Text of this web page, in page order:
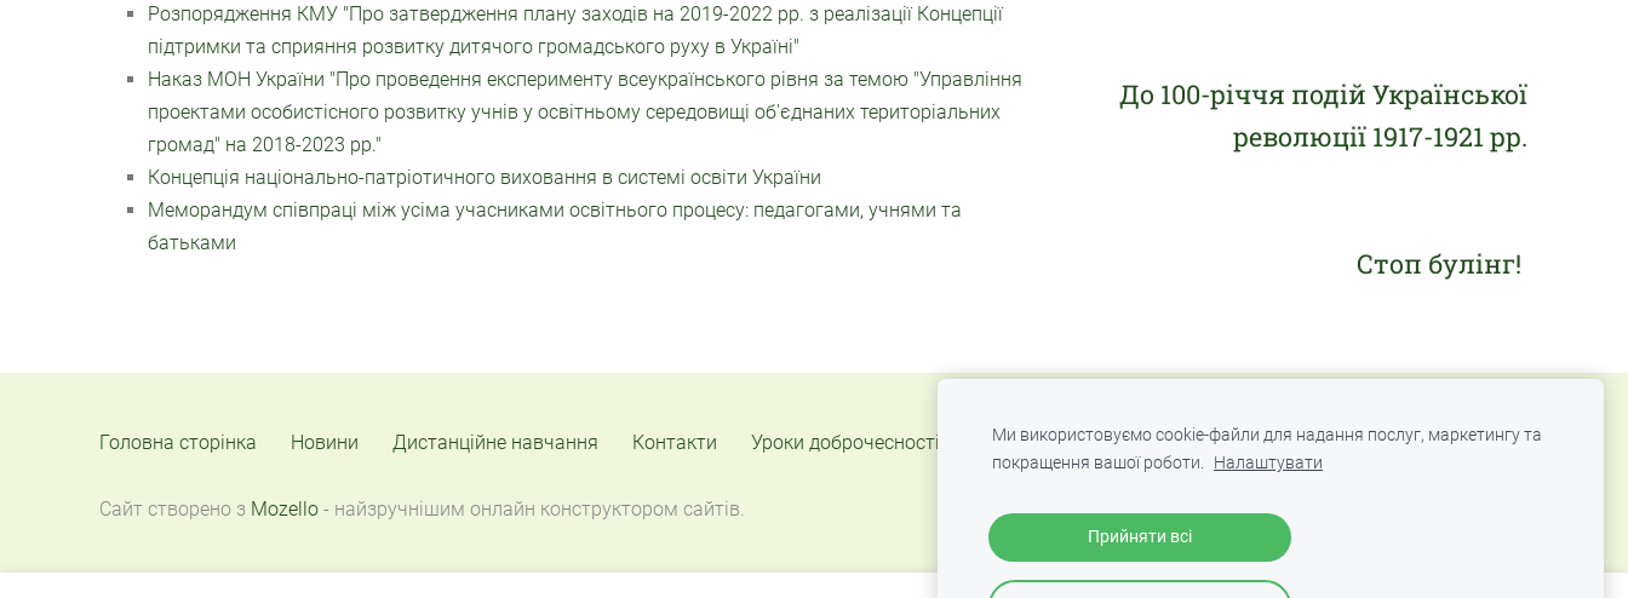
Розпорядження КМУ "Про затвердження плану заходів на 2019-2022 рр. з реалізації Концепції
підтримки та сприяння розвитку дитячого громадського руху в Україні"
Наказ МОН України "Про проведення експерименту всеукраїнського рівня за темою "Управління
проектами особистісного розвитку учнів у освітньому середовищі об'єднаних територіальних
громад" на 2018-2023 рр."
Концепція національно-патріотичного виховання в системі освіти України
Меморандум співпраці між усіма учасниками освітнього процесу: педагогами, учнями та
батьками
До 100-річчя подій Української
революції 1917-1921 рр.
Стоп булінг!
Головна сторінка Новини Дистанційне навчання Контакти Уроки доброчесності Cookie-файли
Сайт створено з Mozello - найзручнішим онлайн конструктором сайтів.
Ми використовуємо cookie-файли для надання послуг, маркетингу та
покращення вашої роботи. Налаштувати
Прийняти всі